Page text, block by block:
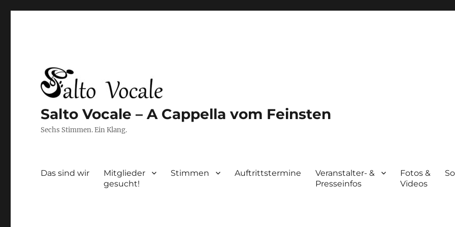
Salto Vocale – A Cappella vom Feinsten
Sechs Stimmen. Ein Klang.
Das sind wir
Mitglieder
gesucht!
Stimmen Auftrittstermine
Veranstalter- &
Presseinfos
Fotos &
Videos